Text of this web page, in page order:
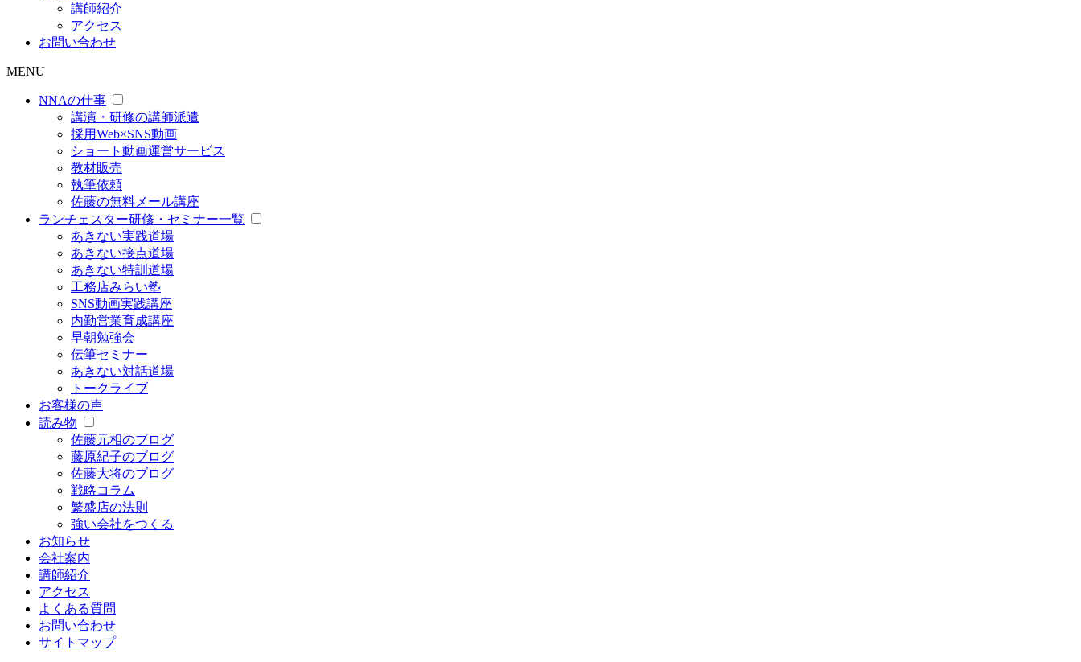
講師紹介
アクセス
お問い合わせ
MENU
NNAの仕事
講演・研修の講師派遣
採用Web×SNS動画
ショート動画運営サービス
教材販売
執筆依頼
佐藤の無料メール講座
ランチェスター研修・セミナー一覧
あきない実践道場
あきない接点道場
あきない特訓道場
工務店みらい塾
SNS動画実践講座
内勤営業育成講座
早朝勉強会
伝筆セミナー
あきない対話道場
トークライブ
お客様の声
読み物
佐藤元相のブログ
藤原紀子のブログ
佐藤大将のブログ
戦略コラム
繁盛店の法則
強い会社をつくる
お知らせ
会社案内
講師紹介
アクセス
よくある質問
お問い合わせ
サイトマップ